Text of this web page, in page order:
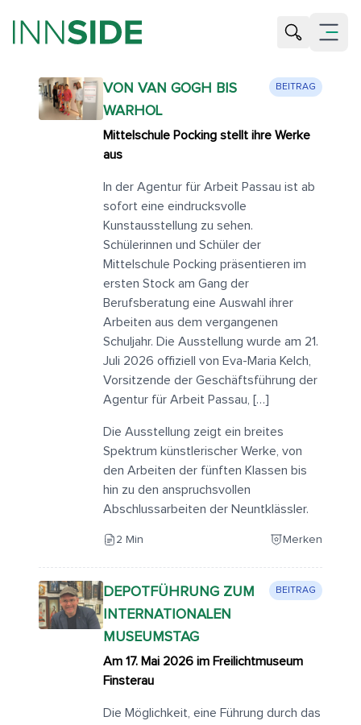
Suche
Menü
VON VAN GOGH BIS
WARHOL
BEITRAG
Mittelschule Pocking stellt ihre Werke
aus
In der Agentur für Arbeit Passau ist ab
sofort eine eindrucksvolle
Kunstausstellung zu sehen.
Schülerinnen und Schüler der
Mittelschule Pocking präsentieren im
ersten Stock am Gang der
Berufsberatung eine Auswahl ihrer
Arbeiten aus dem vergangenen
Schuljahr. Die Ausstellung wurde am 21.
Juli 2026 offiziell von Eva-Maria Kelch,
Vorsitzende der Geschäftsführung der
Agentur für Arbeit Passau, […]
Die Ausstellung zeigt ein breites
Spektrum künstlerischer Werke, von
den Arbeiten der fünften Klassen bis
hin zu den anspruchsvollen
Abschlussarbeiten der Neuntklässler.
2 Min Merken
DEPOTFÜHRUNG ZUM
INTERNATIONALEN
MUSEUMSTAG
BEITRAG
Am 17. Mai 2026 im Freilichtmuseum
Finsterau
Die Möglichkeit, eine Führung durch das